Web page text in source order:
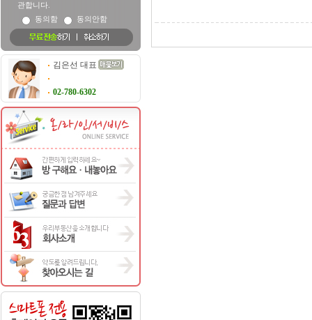
관합니다.
동의함
동의안함
김은선 대표
02-780-6302